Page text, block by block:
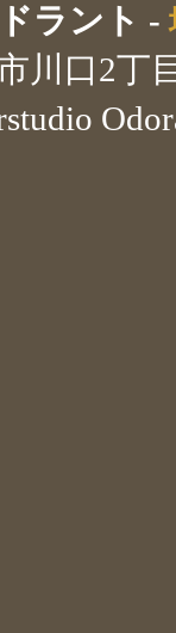
ラント -
川口2